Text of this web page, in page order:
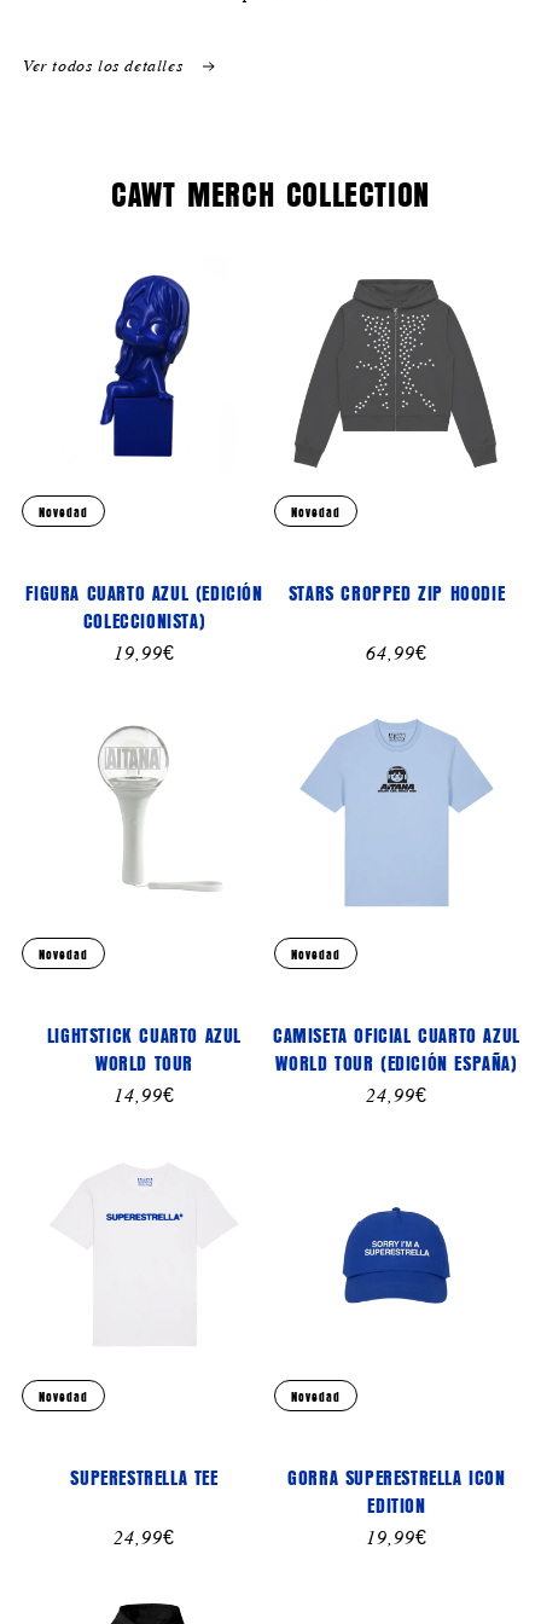
Ver todos los detalles
CAWT MERCH COLLECTION
Novedad
FIGURA CUARTO AZUL (EDICIÓN
COLECCIONISTA)
Precio
19,99€
Novedad
STARS CROPPED ZIP HOODIE
Precio
64,99€
Novedad
LIGHTSTICK CUARTO AZUL
WORLD TOUR
Precio
14,99€
Novedad
CAMISETA OFICIAL CUARTO AZUL
WORLD TOUR (EDICIÓN ESPAÑA)
Precio
24,99€
Novedad
SUPERESTRELLA TEE
Precio
24,99€
Novedad
GORRA SUPERESTRELLA ICON
EDITION
Precio
19,99€